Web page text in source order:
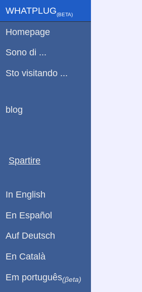
WHATPLUG(ΒETA)
Homepage
Sono di ...
Sto visitando ...
blog
Spartire
In English
En Español
Auf Deutsch
En Català
Em português(βeta)